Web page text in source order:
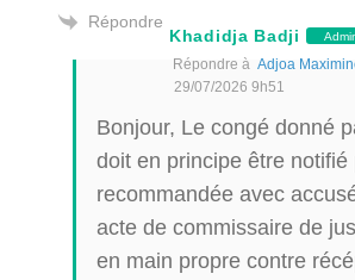
Répondre
Khadidja Badji
Répondre à Adjoa
29/07/2026 9h51
Bonjour, Le congé donné
doit en principe être notifié
recommandée avec
acte de commissaire de
en main propre contre